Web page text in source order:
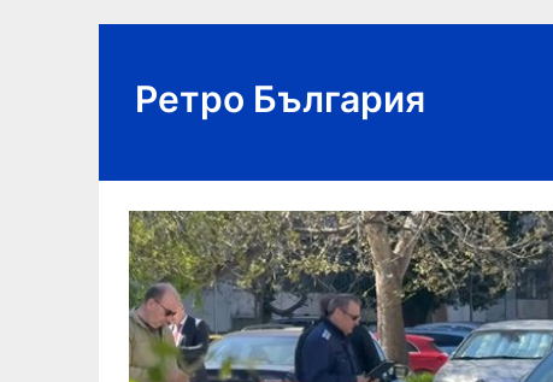
Ретро България